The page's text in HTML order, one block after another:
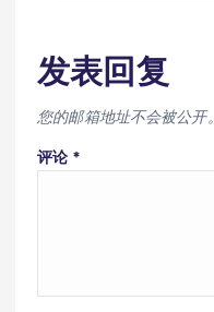
发表回复
您的邮箱地址不会被公开。
评论 *